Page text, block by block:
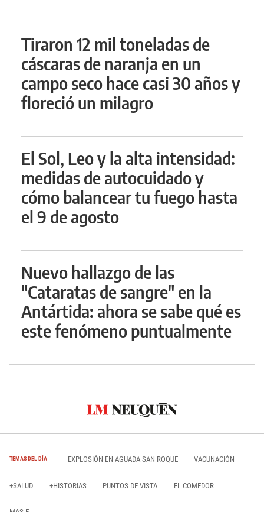
Tiraron 12 mil toneladas de
cáscaras de naranja en un
campo seco hace casi 30 años y
floreció un milagro
El Sol, Leo y la alta intensidad:
medidas de autocuidado y
cómo balancear tu fuego hasta
el 9 de agosto
Nuevo hallazgo de las
"Cataratas de sangre" en la
Antártida: ahora se sabe qué es
este fenómeno puntualmente
TEMAS DEL DÍA EXPLOSIÓN EN AGUADA SAN ROQUE VACUNACIÓN
+SALUD +HISTORIAS PUNTOS DE VISTA EL COMEDOR